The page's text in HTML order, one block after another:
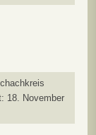
18. November